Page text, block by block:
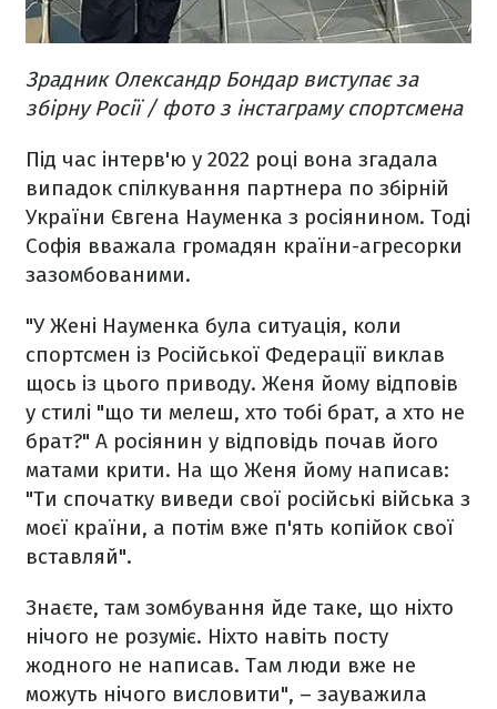
Зрадник Олександр Бондар виступає за
збірну Росії / фото з інстаграму спортсмена
Під час інтерв'ю у 2022 році вона згадала
випадок спілкування партнера по збірній
України Євгена Науменка з росіянином. Тоді
Софія вважала громадян країни-агресорки
зазомбованими.
"У Жені Науменка була ситуація, коли
спортсмен із Російської Федерації виклав
щось із цього приводу. Женя йому відповів
у стилі "що ти мелеш, хто тобі брат, а хто не
брат?" А росіянин у відповідь почав його
матами крити. На що Женя йому написав:
"Ти спочатку виведи свої російські війська з
моєї країни, а потім вже п'ять копійок свої
вставляй".
Знаєте, там зомбування йде таке, що ніхто
нічого не розуміє. Ніхто навіть посту
жодного не написав. Там люди вже не
можуть нічого висловити", – зауважила